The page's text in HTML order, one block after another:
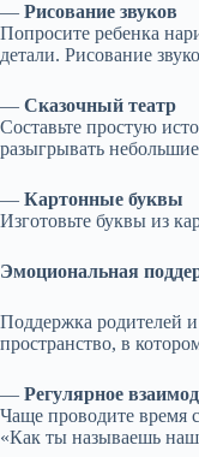
— Рисование звуков
Попросите ребенка
детали. Рисование
— Сказочный театр
Составьте простую
разыгрывать
— Картонные буквы
Изготовьте буквы из
Эмоциональная
Поддержка родителей и
пространство, в
— Регулярное
Чаще проводите время
«Как ты называешь